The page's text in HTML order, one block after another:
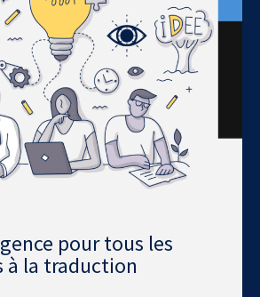
pour tous les
à la traduction